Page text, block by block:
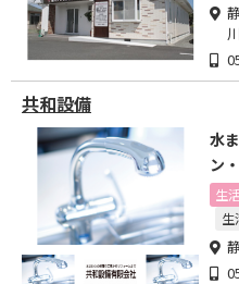
共和設備
水
ン
で生
生